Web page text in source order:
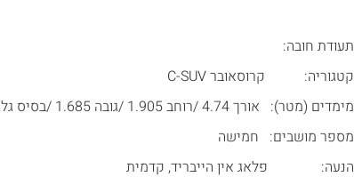
תעודת חובה:
קטגוריה: קרוסאובר C-SUV
מימדים (מטר): אורך 4.74 /רוחב 1.905 /גובה 1.685 /בסיס גלגלים 2.755
מספר מושבים: חמישה
הנעה: פלאג אין הייבריד, קדמית